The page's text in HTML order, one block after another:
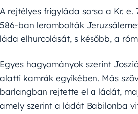
A rejtélyes frigyláda sorsa a Kr.
586-ban lerombolták
láda elhurcolását, s később, a
Egyes hagyományok szerint
alatti kamrák egyikében. Más
barlangban rejtette el a ládát,
amely szerint a ládát Babilonba